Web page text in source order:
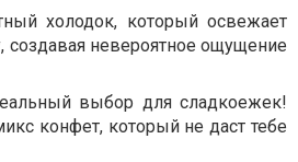
холодок, который освежает
создавая невероятное ощущение
выбор для сладкоежек!
конфет, который не даст тебе